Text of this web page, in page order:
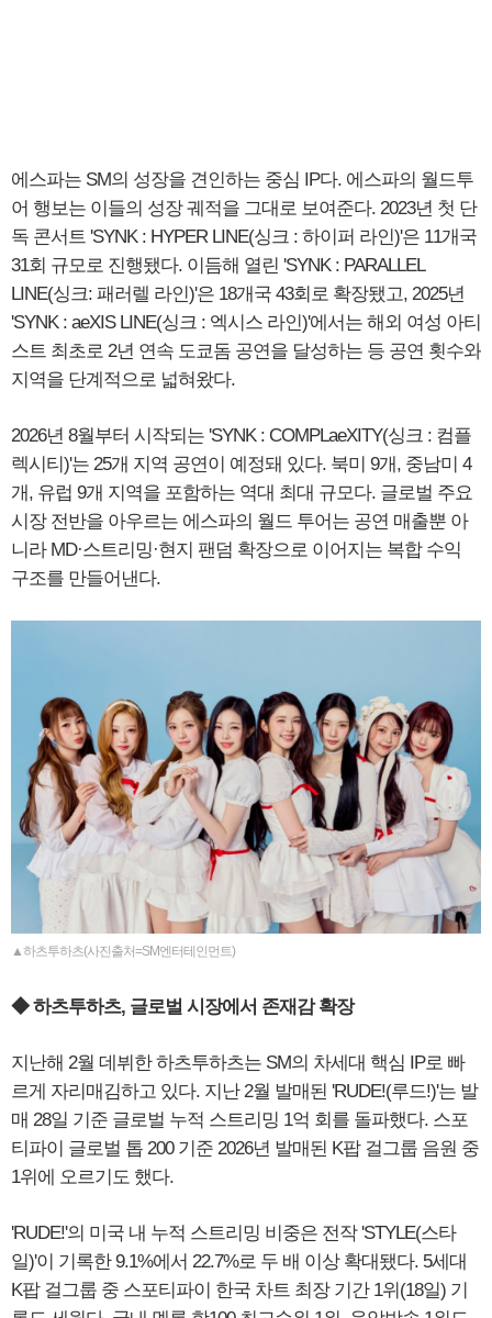
에스파는 SM의 성장을 견인하는 중심 IP다. 에스파의 월드투
어 행보는 이들의 성장 궤적을 그대로 보여준다. 2023년 첫 단
독 콘서트 'SYNK : HYPER LINE(싱크 : 하이퍼 라인)'은 11개국
31회 규모로 진행됐다. 이듬해 열린 'SYNK : PARALLEL
LINE(싱크: 패러렐 라인)'은 18개국 43회로 확장됐고, 2025년
'SYNK : aeXIS LINE(싱크 : 엑시스 라인)'에서는 해외 여성 아티
스트 최초로 2년 연속 도쿄돔 공연을 달성하는 등 공연 횟수와
지역을 단계적으로 넓혀왔다.
2026년 8월부터 시작되는 'SYNK : COMPLaeXITY(싱크 : 컴플
렉시티)'는 25개 지역 공연이 예정돼 있다. 북미 9개, 중남미 4
개, 유럽 9개 지역을 포함하는 역대 최대 규모다. 글로벌 주요
시장 전반을 아우르는 에스파의 월드 투어는 공연 매출뿐 아
니라 MD·스트리밍·현지 팬덤 확장으로 이어지는 복합 수익
구조를 만들어낸다.
▲하츠투하츠(사진출처=SM엔터테인먼트)
◆ 하츠투하츠, 글로벌 시장에서 존재감 확장
지난해 2월 데뷔한 하츠투하츠는 SM의 차세대 핵심 IP로 빠
르게 자리매김하고 있다. 지난 2월 발매된 'RUDE!(루드!)'는 발
매 28일 기준 글로벌 누적 스트리밍 1억 회를 돌파했다. 스포
티파이 글로벌 톱 200 기준 2026년 발매된 K팝 걸그룹 음원 중
1위에 오르기도 했다.
'RUDE!'의 미국 내 누적 스트리밍 비중은 전작 'STYLE(스타
일)'이 기록한 9.1%에서 22.7%로 두 배 이상 확대됐다. 5세대
K팝 걸그룹 중 스포티파이 한국 차트 최장 기간 1위(18일) 기